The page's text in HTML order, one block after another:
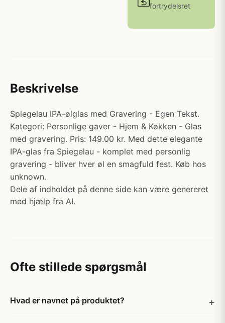
fortrydelsret
Beskrivelse
Spiegelau IPA-ølglas med Gravering - Egen Tekst.
Kategori: Personlige gaver - Hjem & Køkken - Glas
med gravering. Pris: 149.00 kr. Med dette elegante
IPA-glas fra Spiegelau - komplet med personlig
gravering - bliver hver øl en smagfuld fest. Køb hos
unknown.
Dele af indholdet på denne side kan være genereret
med hjælp fra AI.
Ofte stillede spørgsmål
Hvad er navnet på produktet?